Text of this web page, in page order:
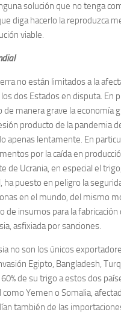
solución que no tenga
diga hacerlo la reproduzca
viable.
no están limitados a la
dos Estados en disputa. En
de manera grave la economía
producto de la pandemia
apenas lentamente. En
por la caída en
de Ucrania, en especial el
ha puesto en peligro la
en el mundo, del mismo
de insumos para la
asfixiada por sanciones.
no son los únicos
Egipto, Bangladesh,
de su trigo a estos dos
como Yemen o Somalia,
también de las